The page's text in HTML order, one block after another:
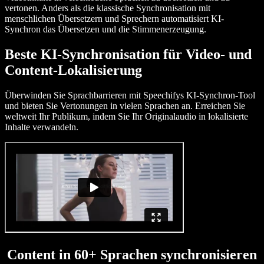
vertonen. Anders als die klassische Synchronisation mit
menschlichen Übersetzern und Sprechern automatisiert KI-
Synchron das Übersetzen und die Stimmenerzeugung.
Beste KI-Synchronisation für Video- und
Content-Lokalisierung
Überwinden Sie Sprachbarrieren mit Speechifys KI-Synchron-Tool
und bieten Sie Vertonungen in vielen Sprachen an. Erreichen Sie
weltweit Ihr Publikum, indem Sie Ihr Originalaudio in lokalisierte
Inhalte verwandeln.
Content in 60+ Sprachen synchronisieren